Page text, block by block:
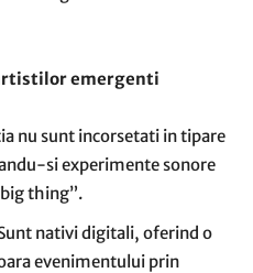
emergenti
nu sunt incorsetati in tipare
si experimente sonore
thing”.
nativi digitali, oferind o
evenimentului prin